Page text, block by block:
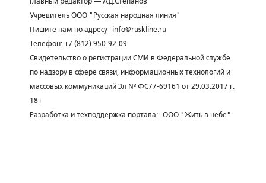
Учредитель ООО "Русская народная линия"
Пишите нам по адресу
info@ruskline.ru
Телефон: +7 (812) 950-92-09
Свидетельство о регистрации СМИ в Федеральной службе
по надзору в сфере связи, информационных технологий и
массовых коммуникаций Эл № ФС77-69161 от 29.03.2017 г.
18+
Разработка и техподдержка портала: ООО "Жить в небе"